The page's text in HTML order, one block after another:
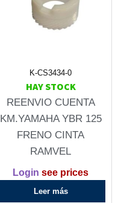
K-CS3434-0
HAY STOCK
REENVIO CUENTA
KM.YAMAHA YBR 125
FRENO CINTA
RAMVEL
Login see prices
Leer más